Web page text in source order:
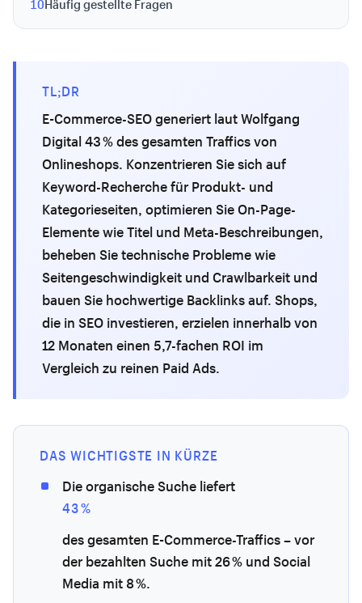
10Häufig gestellte Fragen
TL;DR
E-Commerce-SEO generiert laut Wolfgang
Digital 43 % des gesamten Traffics von
Onlineshops. Konzentrieren Sie sich auf
Keyword-Recherche für Produkt- und
Kategorieseiten, optimieren Sie On-Page-
Elemente wie Titel und Meta-Beschreibungen,
beheben Sie technische Probleme wie
Seitengeschwindigkeit und Crawlbarkeit und
bauen Sie hochwertige Backlinks auf. Shops,
die in SEO investieren, erzielen innerhalb von
12 Monaten einen 5,7-fachen ROI im
Vergleich zu reinen Paid Ads.
DAS WICHTIGSTE IN KÜRZE
Die organische Suche liefert
43 %
des gesamten E-Commerce-Traffics – vor
der bezahlten Suche mit 26 % und Social
Media mit 8 %.